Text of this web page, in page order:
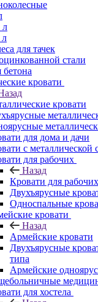
л
л
для тачек
стали
бетона
кровати
кровати
для дома и дачи
с металлической
для рабочих
Назад
Кровати для рабочих
Двухъярусные
Односпальные
кровати
Назад
Армейские кровати
Двухъярусные
типа
Армейские
для хостела